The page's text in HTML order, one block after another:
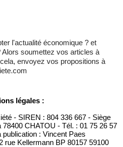
l'actualité économique ? et
soumettez vos articles à
envoyez vos propositions à
légales :
- SIREN : 804 336 667 - Siège
CHATOU - Tél. : 01 75 26 57
publication : Vincent Paes
rue Kellermann BP 80157 59100